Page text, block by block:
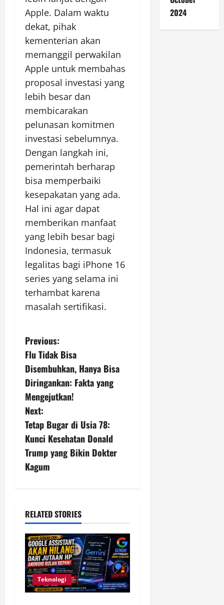
Apple. Dalam waktu
dekat, pihak
kementerian akan
memanggil perwakilan
Apple untuk membahas
proposal investasi yang
lebih besar dan
membicarakan
pelunasan komitmen
investasi sebelumnya.
Dengan langkah ini,
pemerintah berharap
bisa memperbaiki
kesepakatan yang ada.
Hal ini agar dapat
memberikan manfaat
yang lebih besar bagi
Indonesia, termasuk
legalitas bagi iPhone 16
series yang selama ini
terhambat karena
masalah sertifikasi.
P
o
s
t
n
a
v
g
a
t
i
o
Previous:
Flu Tidak Bisa
Disembuhkan, Hanya Bisa
Diringankan: Fakta yang
Mengejutkan!
Next:
Tetap Bugar di Usia 78:
Kunci Kesehatan Donald
Trump yang Bikin Dokter
Kagum
RELATED STORIES
Teknologi
2024